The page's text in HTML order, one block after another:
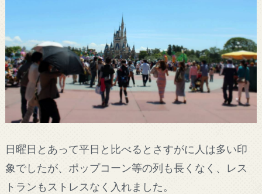
日曜日とあって平日と比べるとさすがに人は多い印
象でしたが、ポップコーン等の列も長くなく、レス
トランもストレスなく入れました。